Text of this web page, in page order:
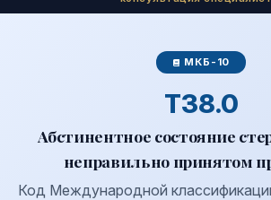
МКБ-10
T38.0
Абстинентное состояние
неправильно принятом
Код Международной